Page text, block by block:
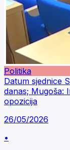
Politika
Datum sjednice
danas; Mugoša:
opozicija
26/05/2026
•